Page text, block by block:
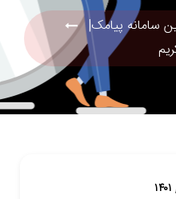
سامانه پیامک|